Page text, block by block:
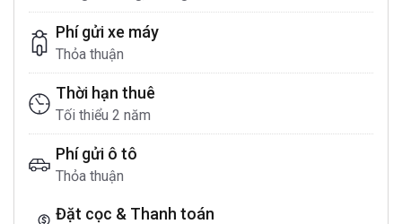
Phí gửi xe máy
Thỏa thuận
Thời hạn thuê
Tối thiểu 2 năm
Phí gửi ô tô
Thỏa thuận
Đặt cọc & Thanh toán